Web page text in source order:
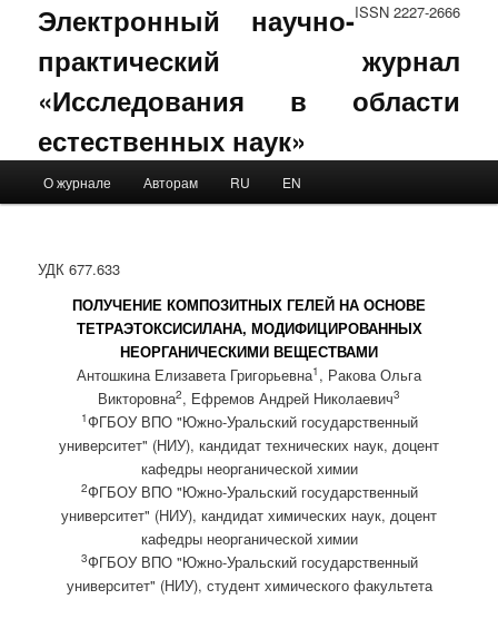
ISSN 2227-2666
Электронный научно-
практический журнал
«Исследования в области
естественных наук»
Skip to primary content
Skip to secondary content
О журнале Авторам RU EN
УДК 677.633
ПОЛУЧЕНИЕ КОМПОЗИТНЫХ ГЕЛЕЙ НА ОСНОВЕ
ТЕТРАЭТОКСИСИЛАНА, МОДИФИЦИРОВАННЫХ
НЕОРГАНИЧЕСКИМИ ВЕЩЕСТВАМИ
Антошкина Елизавета Григорьевна1 , Ракова Ольга
Викторовна2, Ефремов Андрей Николаевич3
1ФГБОУ ВПО "Южно-Уральский государственный
университет" (НИУ), кандидат технических наук, доцент
кафедры неорганической химии
2ФГБОУ ВПО "Южно-Уральский государственный
университет" (НИУ), кандидат химических наук, доцент
кафедры неорганической химии
3ФГБОУ ВПО "Южно-Уральский государственный
университет" (НИУ), студент химического факультета